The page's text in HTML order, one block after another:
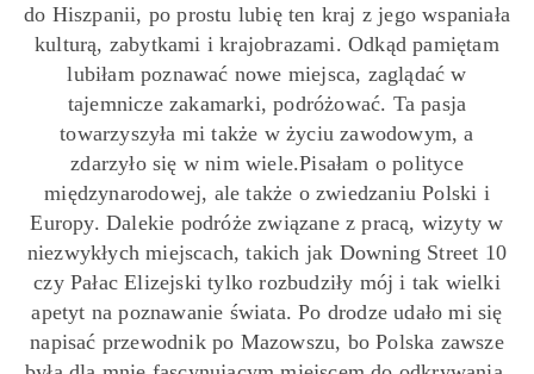
do Hiszpanii, po prostu lubię ten kraj z jego wspaniała
kulturą, zabytkami i krajobrazami. Odkąd pamiętam
lubiłam poznawać nowe miejsca, zaglądać w
tajemnicze zakamarki, podróżować. Ta pasja
towarzyszyła mi także w życiu zawodowym, a
zdarzyło się w nim wiele.Pisałam o polityce
międzynarodowej, ale także o zwiedzaniu Polski i
Europy. Dalekie podróże związane z pracą, wizyty w
niezwykłych miejscach, takich jak Downing Street 10
czy Pałac Elizejski tylko rozbudziły mój i tak wielki
apetyt na poznawanie świata. Po drodze udało mi się
napisać przewodnik po Mazowszu, bo Polska zawsze